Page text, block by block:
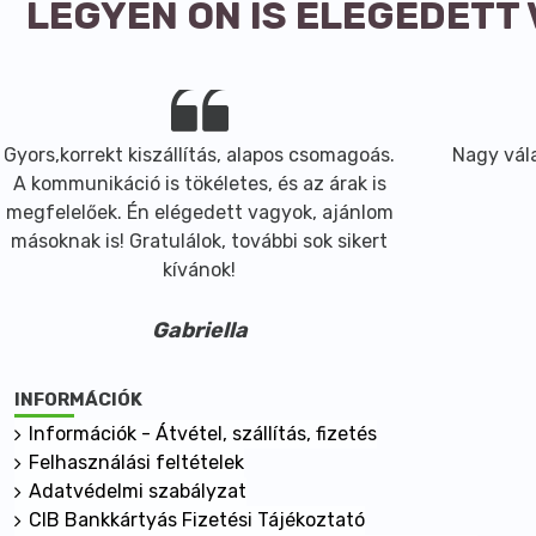
LEGYEN ÖN IS
Gyors,korrekt kiszállítás, alapos csomagoás.
A kommunikáció is tökéletes, és az árak is
megfelelőek. Én elégedett vagyok, ajánlom
másoknak is! Gratulálok, további sok sikert
kívánok!
Gabriella
Nagy
INFORMÁCIÓK
Információk - Átvétel, szállítás, fizetés
Felhasználási feltételek
Adatvédelmi szabályzat
CIB Bankkártyás Fizetési Tájékoztató